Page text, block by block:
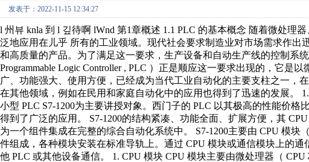
发表于：2022-11-15 12:34:27
l 州뷰 knla 到 l 깊待啊 lWnd 第1章概述 1.1 PLC 的基本概念 随着微处理
泛地应用在儿乎 所有的工业领域。现代社会要求制造业对市场需求作
和高质量的产品。为了满足这一要求，生产设备和自动生产线的控制系
Programmable Logic Controller , PLC ）正是顺应这一要求出现的，它是
广、功能强大、使用方便，已经成为当代工业自动化的主要支柱之一，
在其他领域，例如在民用和家庭自动化中的应用也得到了迅速的发展。
小型 PLC S7-1200为主要讲授对象。西门子的 PLC 以其极高的性能价
得到了广泛的应用。 S7-1200的结构紧凑、功能全面、扩展方便，其
为一个组件集成在完整的综合自动化系统中。 S7-1200主要由 CPU 模
件组成，各种模块安装在标准导轨上。通过 CPU 模块或通信模块上的
他 PLC 或其他设备通信。 1. CPU 模块 CPU 模块主要由微处理器（